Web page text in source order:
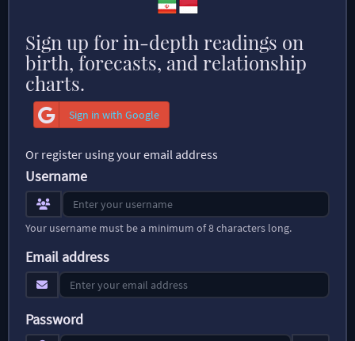
Sign up for in-depth readings on
birth, forecasts, and relationship
charts.
Sign in with Google
Or register using your email address
Username
Your username must be a minimum of 8 characters long.
Email address
Password